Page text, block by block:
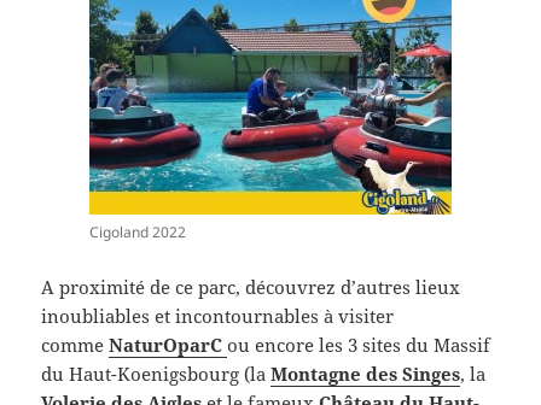
Cigoland 2022
A proximité de ce parc, découvrez d’autres lieux
inoubliables et incontournables à visiter
commeNaturOparC ou encore les 3 sites du Massif
du Haut-Koenigsbourg (laMontagne des Singes, la